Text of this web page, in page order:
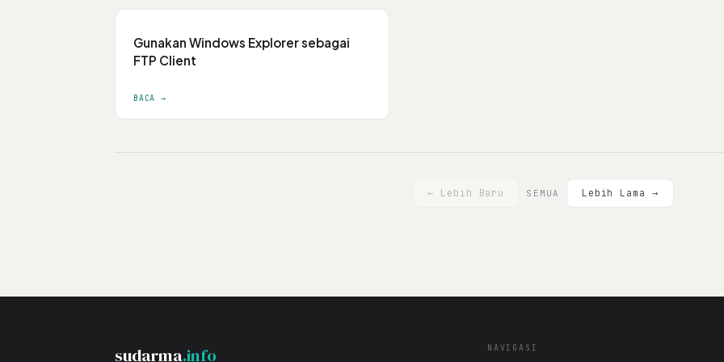
Gunakan Windows Explorer sebagai
FTP Client
BACA →
← Lebih Baru SEMUA Lebih Lama →
sudarma.info NAVIGASI